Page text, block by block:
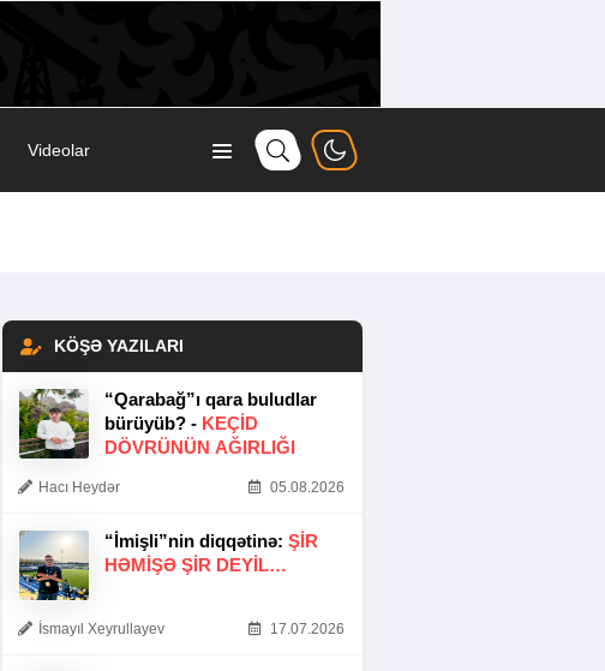
Videolar
KÖŞƏ YAZILARI
“Qarabağ”ı qara buludlar
bürüyüb? - KEÇID
DÖVRÜNÜN AĞIRLIĞI
Hacı Heydər 05.08.2026
“İmişli”nin diqqətinə: ŞIR
HƏMIŞƏ ŞIR DEYIL…
İsmayıl Xeyrullayev 17.07.2026